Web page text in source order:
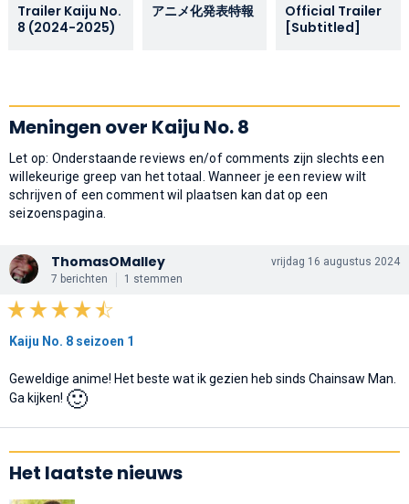
Trailer Kaiju No.
8 (2024-2025)
アニメ化発表特報
Official Trailer
[Subtitled]
Meningen over Kaiju No. 8
Let op: Onderstaande reviews en/of comments zijn slechts een
willekeurige greep van het totaal. Wanneer je een review wilt
schrijven of een comment wil plaatsen kan dat op een
seizoenspagina.
ThomasOMalley
7 berichten 1 stemmen
vrijdag 16 augustus 2024
Kaiju No. 8 seizoen 1
Geweldige anime! Het beste wat ik gezien heb sinds Chainsaw Man.
Ga kijken! 🙂
Het laatste nieuws